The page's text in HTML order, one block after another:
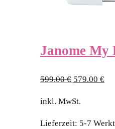
Janome My
599.00€
war:
599.00 €
579.00 €
inkl. MwSt.
Lieferzeit: 5-7